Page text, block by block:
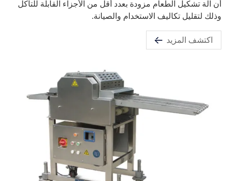
أن آلة تشكيل الطعام مزودة بعدد أقل من الأجزاء القابلة للتآكل
وذلك لتقليل تكاليف الاستخدام والصيانة.
اكتشف المزيد